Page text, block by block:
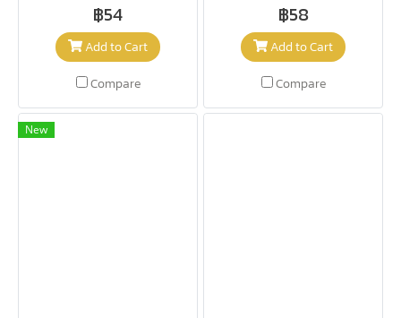
฿54
Add to Cart
Compare
฿58
Add to Cart
Compare
New